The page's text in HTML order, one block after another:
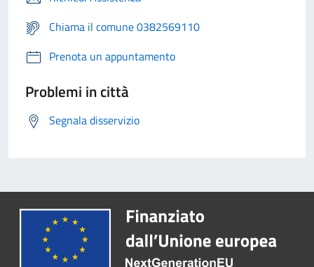
Chiama il comune 0382569110
Prenota un appuntamento
Problemi in città
Segnala disservizio